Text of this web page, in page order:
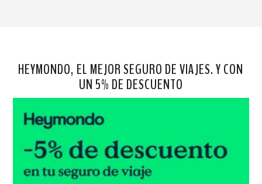
HEYMONDO, EL MEJOR SEGURO DE VIAJES. Y CON
UN 5% DE DESCUENTO